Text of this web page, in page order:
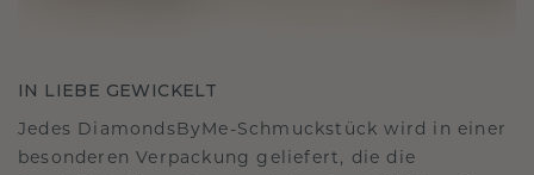
IN LIEBE GEWICKELT
Jedes DiamondsByMe-Schmuckstück wird in einer
besonderen Verpackung geliefert, die die